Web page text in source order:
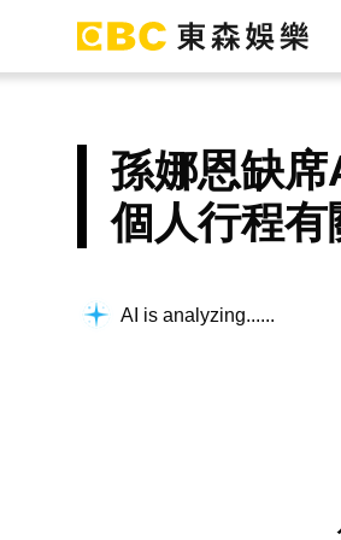
孫娜恩缺
個人行程有
AI is analyzing...